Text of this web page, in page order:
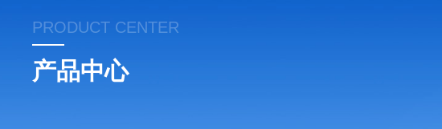
PRODUCT CENTER
产品中心